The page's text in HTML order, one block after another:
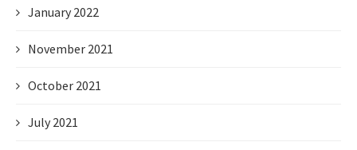
January 2022
November 2021
October 2021
July 2021